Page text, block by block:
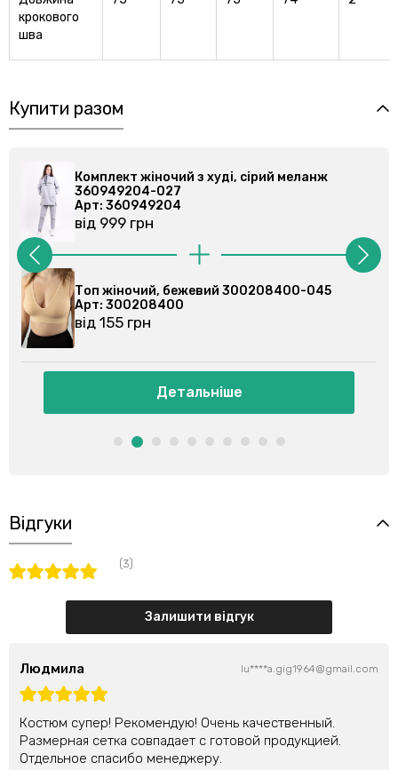
крокового
шва
Купити разом
Комплект жіночий з худі, сірий меланж
360949204-027
Арт: 360949204
від 999 грн
Топ жіночий, молочний 300208400-035
Арт: 300208400
від 155 грн
Детальніше
Відгуки
(3)
Залишити відгук
Людмила lu****a.gig1964@gmail.com
Костюм супер! Рекомендую! Очень качественный.
Размерная сетка совпадает с готовой продукцией.
Отдельное спасибо менеджеру.